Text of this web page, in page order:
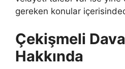
gereken konular
Çekişmeli
Hakkında